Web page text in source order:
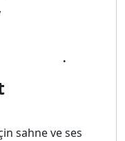
,
.
sahne ve ses